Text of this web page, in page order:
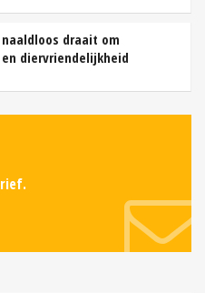
draait om
diervriendelijkheid